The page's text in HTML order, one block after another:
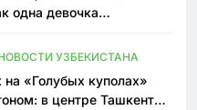
одна девочка
УЗБЕКИСТАНА
на «Голубых куполах»
в центре Ташкента